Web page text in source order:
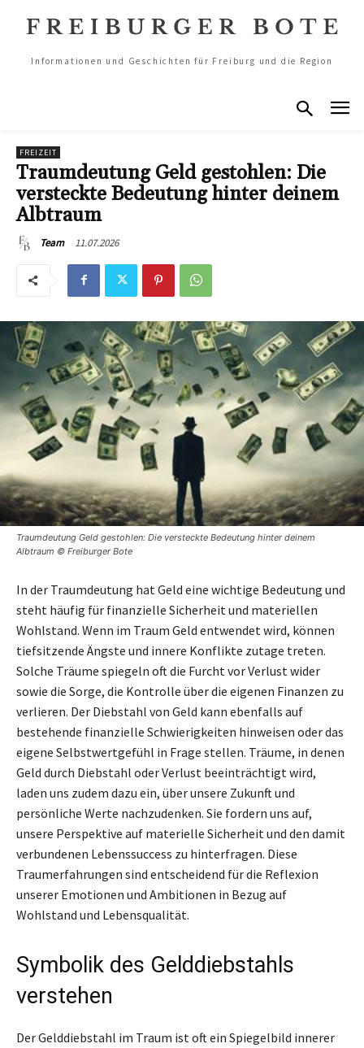
Informationen und Geschichten für Freiburg und die Region
FREIZEIT
Traumdeutung Geld gestohlen: Die
versteckte Bedeutung hinter deinem
Albtraum
Team 11.07.2026
Traumdeutung Geld gestohlen: Die versteckte Bedeutung hinter deinem
Albtraum © Freiburger Bote
In der Traumdeutung hat Geld eine wichtige Bedeutung und
steht häufig für finanzielle Sicherheit und materiellen
Wohlstand. Wenn im Traum Geld entwendet wird, können
tiefsitzende Ängste und innere Konflikte zutage treten.
Solche Träume spiegeln oft die Furcht vor Verlust wider
sowie die Sorge, die Kontrolle über die eigenen Finanzen zu
verlieren. Der Diebstahl von Geld kann ebenfalls auf
bestehende finanzielle Schwierigkeiten hinweisen oder das
eigene Selbstwertgefühl in Frage stellen. Träume, in denen
Geld durch Diebstahl oder Verlust beeinträchtigt wird,
laden uns zudem dazu ein, über unsere Zukunft und
persönliche Werte nachzudenken. Sie fordern uns auf,
unsere Perspektive auf materielle Sicherheit und den damit
verbundenen Lebenssuccess zu hinterfragen. Diese
Traumerfahrungen sind entscheidend für die Reflexion
unserer Emotionen und Ambitionen in Bezug auf
Wohlstand und Lebensqualität.
Symbolik des Gelddiebstahls
verstehen
Der Gelddiebstahl im Traum ist oft ein Spiegelbild innerer